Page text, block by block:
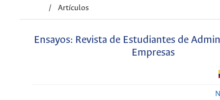
/
Artículos
Ensayos: Revista de Estudiantes de
Empresas